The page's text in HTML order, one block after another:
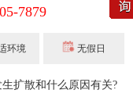
7879
环境 无假日
扩散和什么原因有关?